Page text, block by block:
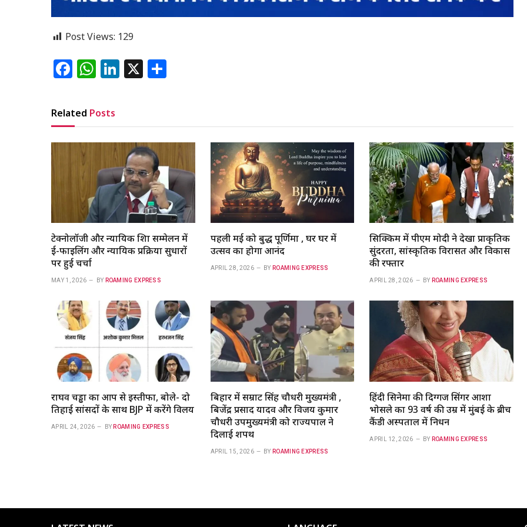
Post Views: 129
Facebook
WhatsApp
LinkedIn
X
Related Posts
टेक्नोलॉजी और न्यायिक शिक्षा सम्मेलन में
ई-फाइलिंग और न्यायिक प्रक्रिया सुधारों
पर हुई चर्चा
MAY 1, 2026 BY ROAMING EXPRESS
पहली मई को बुद्ध पूर्णिमा , घर घर में
उत्सव का होगा आनंद
APRIL 28, 2026 BY ROAMING EXPRESS
सिक्किम में पीएम मोदी ने देखा प्राकृतिक
सुंदरता, सांस्कृतिक विरासत और विकास
की रफ्तार
APRIL 28, 2026 BY ROAMING EXPRESS
राघव चड्ढा का आप से इस्तीफा, बोले- दो
तिहाई सांसदों के साथ BJP में करेंगे विलय
APRIL 24, 2026 BY ROAMING EXPRESS
बिहार में सम्राट सिंह चौधरी मुख्यमंत्री ,
बिजेंद्र प्रसाद यादव और विजय कुमार
चौधरी उपमुख्यमंत्री को राज्यपाल ने
दिलाई शपथ
APRIL 15, 2026 BY ROAMING EXPRESS
हिंदी सिनेमा की दिग्गज सिंगर आशा
भोसले का 93 वर्ष की उम्र में मुंबई के ब्रीच
कैंडी अस्पताल में निधन
APRIL 12, 2026 BY ROAMING EXPRESS